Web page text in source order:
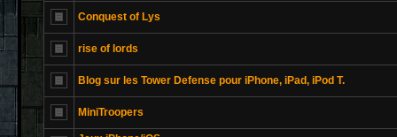
Conquest of Lys
rise of lords
Blog sur les Tower Defense pour iPhone, iPad, iPod T.
MiniTroopers